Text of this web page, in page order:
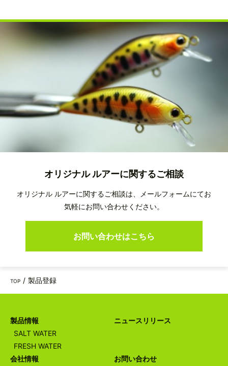
オリジナル ルアーに関するご相談
オリジナル ルアーに関するご相談は、メールフォームにてお
気軽にお問い合わせください。
お問い合わせはこちら
TOP 製品登録
製品情報
SALT WATER
FRESH WATER
ニュースリリース
会社情報 お問い合わせ